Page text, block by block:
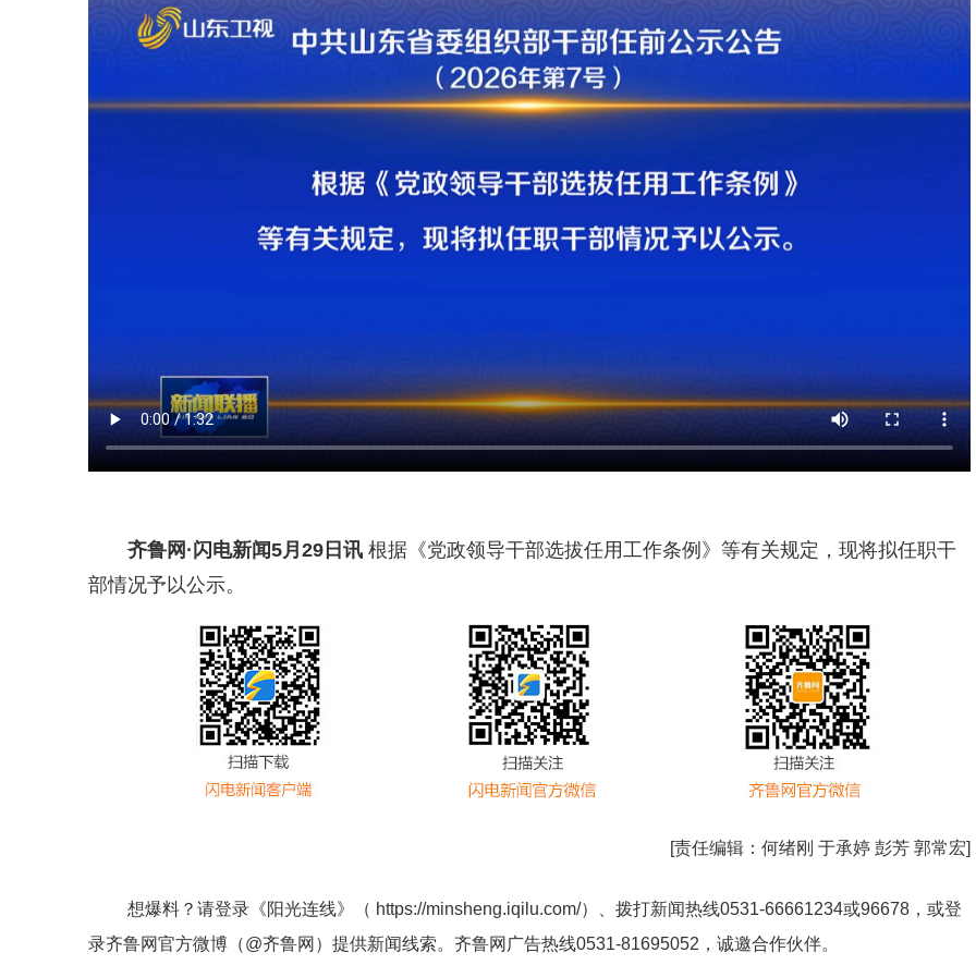
齐鲁网 ·闪电新闻5月29日讯根据《党政领导干部选拔任用工作条例》等有关规定，现将拟任职干
部情况予以公示。
[责任编辑： 何绪刚 于承婷 彭芳 郭常宏]
想爆料？请登录《阳光连线》（ https://minsheng.iqilu.com/）、拨打新闻热线0531-66661234或96678，或登
录齐鲁网官方微博（@齐鲁网 ）提供新闻线索。齐鲁网广告热线0531-81695052 ，诚邀合作伙伴。